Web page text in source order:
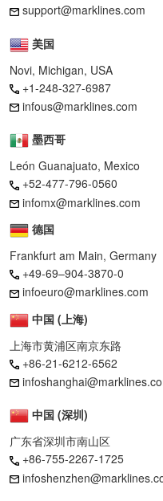
support@marklines.com
美国
Novi, Michigan, USA
+1-248-327-6987
infous@marklines.com
墨西哥
León Guanajuato, Mexico
+52-477-796-0560
infomx@marklines.com
德国
Frankfurt am Main, Germany
+49-69–904-3870-0
infoeuro@marklines.com
中国 (上海)
上海市黄浦区南京东路
+86-21-6212-6562
中国 (深圳)
广东省深圳市南山区
+86-755-2267-1725